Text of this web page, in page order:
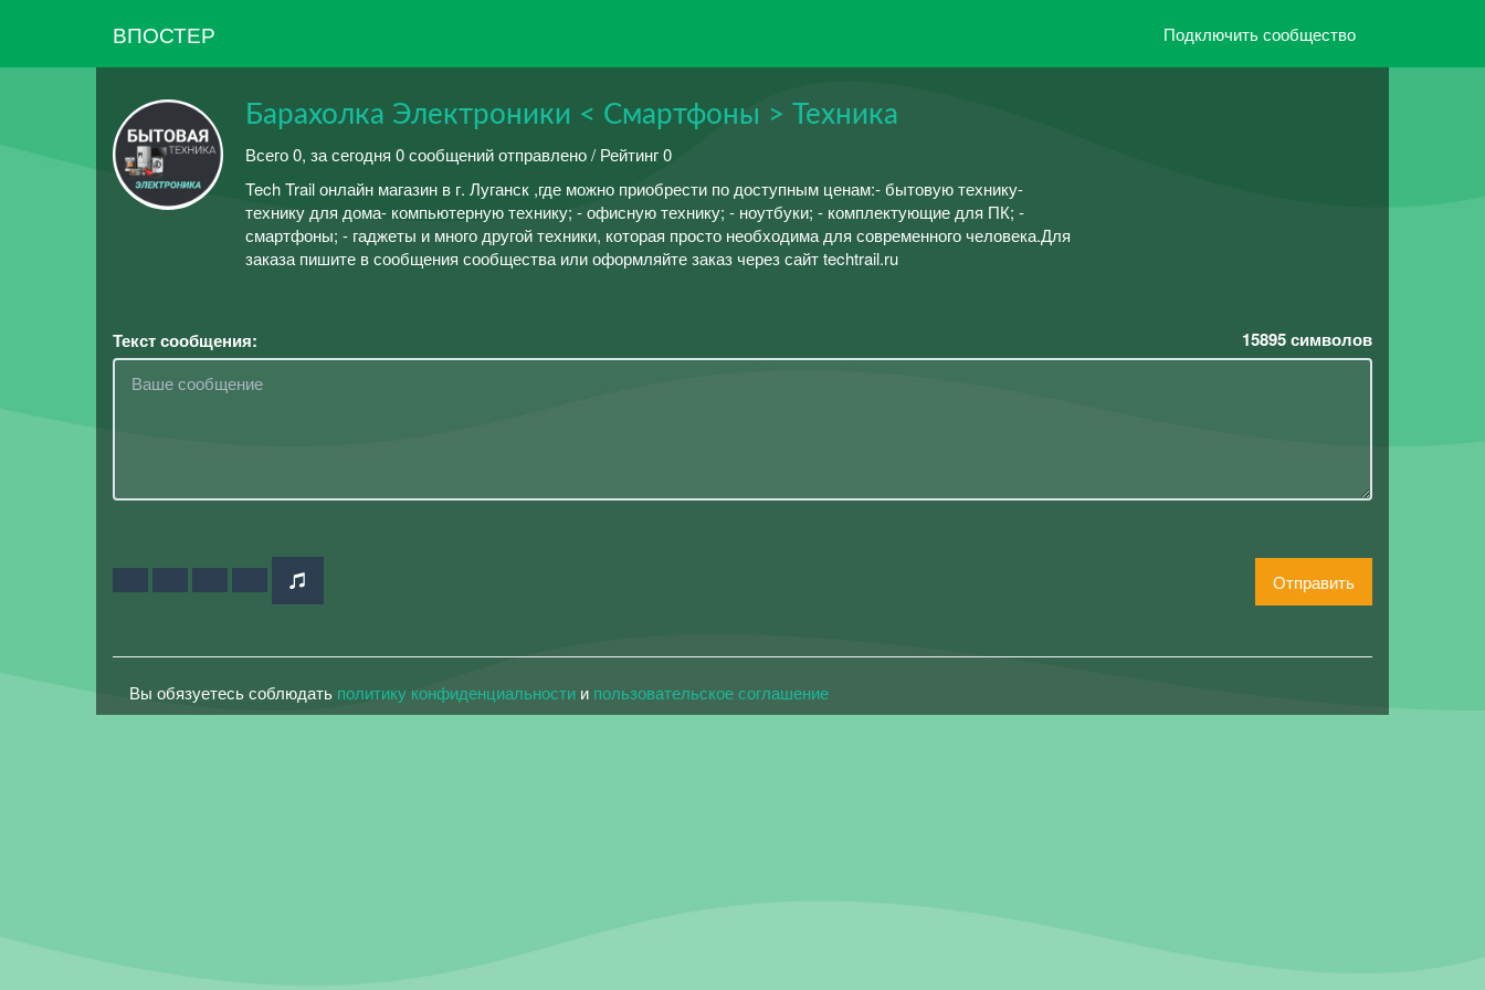
ВПОСТЕР Подключить сообщество
Барахолка Электроники < Смартфоны > Техника
Всего 0, за сегодня 0 сообщений отправлено / Рейтинг 0
Tech Trail онлайн магазин в г. Луганск ,где можно приобрести по доступным ценам:- бытовую технику-
технику для дома- компьютерную технику; - офисную технику; - ноутбуки; - комплектующие для ПК; -
смартфоны; - гаджеты и много другой техники, которая просто необходима для современного человека.Для
заказа пишите в сообщения сообщества или оформляйте заказ через сайт techtrail.ru
Текст сообщения: 15895символов
Отправить
Вы обязуетесь соблюдать политику конфиденциальности и пользовательское соглашение